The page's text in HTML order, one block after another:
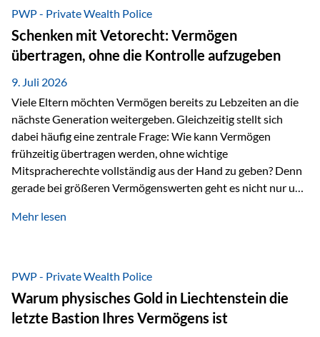
Vermögen verfügen können. Genau für diese
Ausgangssituation bietet die Private Wealth Police der
Vienna-Life eine durchdachte Gestaltungsmöglichkeit. Die
Ausgangssituation Stellen Sie sich folgendes Beispiel vor:
Ein…
PWP - Private Wealth Police
Schenken mit Vetorecht: Vermögen
übertragen, ohne die Kontrolle aufzugeben
9. Juli 2026
Viele Eltern möchten Vermögen bereits zu Lebzeiten an die
nächste Generation weitergeben. Gleichzeitig stellt sich
dabei häufig eine zentrale Frage: Wie kann Vermögen
frühzeitig übertragen werden, ohne wichtige
Mitspracherechte vollständig aus der Hand zu geben? Denn
gerade bei größeren Vermögenswerten geht es nicht nur um
sicherzustellen, dass das Vermögen langfristig erhalten
folgende Situation vor: Ein Vater schenkt seiner Tochter
einen Teil seines Vermögens. Einige Jahre später möchte die
Tochter das Geld kurzfristig verwenden, um…
Mehr lesen
PWP - Private Wealth Police
Warum physisches Gold in Liechtenstein die
letzte Bastion Ihres Vermögens ist